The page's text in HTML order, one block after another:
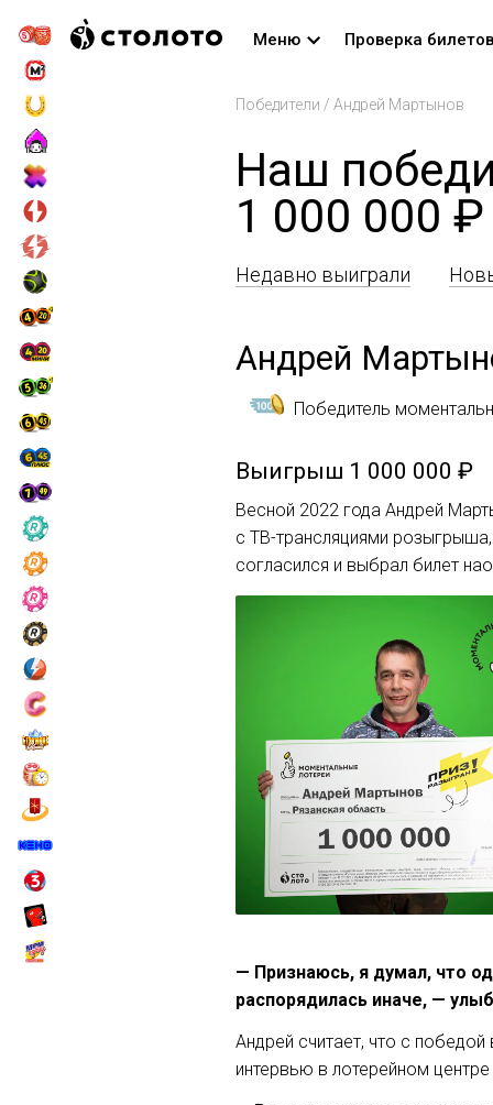
Меню Проверка билетов
Победители / Андрей Мартынов
Наш
1 000 000 ₽
Недавно выиграли
Андрей
Победитель
Выигрыш 1 000 000 ₽
Весной 2022 года Андрей
с ТВ-трансляциями
согласился и выбрал билет
— Признаюсь, я думал, что
распорядилась иначе, —
Андрей считает, что с
интервью в лотерейном